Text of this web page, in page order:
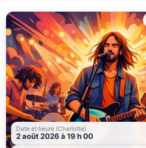
Date et heure (Charlotte)
2 août 2026 à 19 h 00